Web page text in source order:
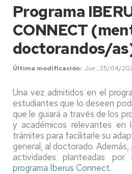
Programa
CONNECT
doctorandos/
Última modificación Jue , 25/04/
Una vez admitidos en el
estudiantes que lo deseen
que le guiará a través de los
y académicos relevantes en
trámites para facilitarle su
general, al doctorado.
actividades planteadas por
programa Iberus Connect.